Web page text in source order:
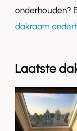
onderhouden?
dakraam
Laatste